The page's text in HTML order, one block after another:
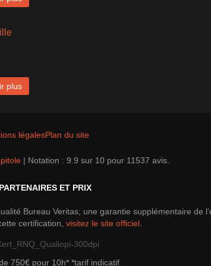
plus
légalesPlan du site
| Notation : 9.9 sur 10 pour 11537 avis.
ET PRIX
Bureau Veritas; une garantie supplémentaire de
certification, visitez le site officiel.
750€ pour 10h* *tarif indicatif